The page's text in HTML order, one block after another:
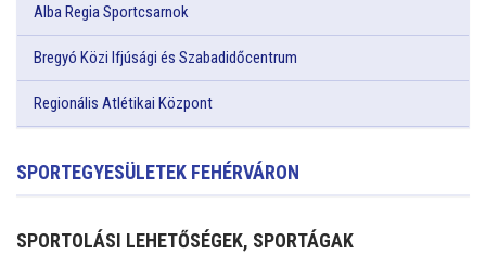
Alba Regia Sportcsarnok
Bregyó Közi Ifjúsági és Szabadidőcentrum
Regionális Atlétikai Központ
SPORTEGYESÜLETEK FEHÉRVÁRON
SPORTOLÁSI LEHETŐSÉGEK, SPORTÁGAK